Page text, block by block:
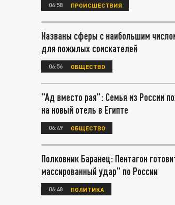
06:58 ПРОИСШЕСТВИЯ
Названы сферы с наибольшим
для пожилых соискателей
06:56 ОБЩЕСТВО
"Ад вместо рая": Семья из России
на новый отель в Египте
06:49 ОБЩЕСТВО
Полковник Баранец: Пентагон
массированный удар" по России
06:48 ПОЛИТИКА